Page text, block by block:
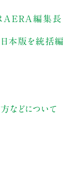
AERA編集長
日本版を統括編
などについて